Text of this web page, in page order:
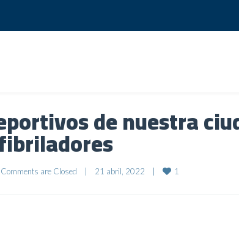
de nuestra
Comments are Closed 21 abril, 2022 1